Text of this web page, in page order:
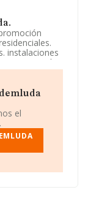
instalaciones
construcción.
con
y/o
, CIF
Xii núm.
Canarias.
sobre 231.218
el